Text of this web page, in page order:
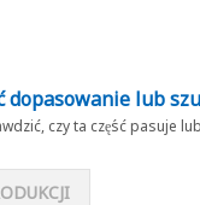
dopasowanie lub
czy ta część pasuje